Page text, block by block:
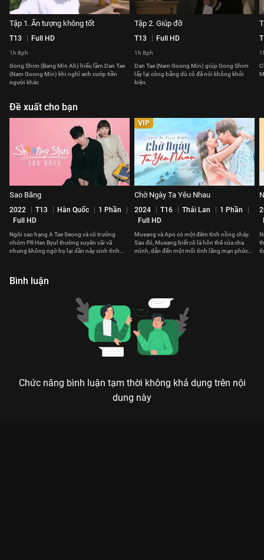
Tập 1. Ấn tượng không tốt
T13 Full HD
1h 8ph
Gong Shim (Bang Min Ah) hiểu lầm Dan Tae
(Nam Goong Min) khi nghĩ anh cướp tiền
người khác
Tập 2. Giúp đỡ
T13 Full HD
1h 8ph
Dan Tae (Nam Goong Min) giúp Gong Shim
lấy lại công bằng dù cô đã nói không khởi
kiện.
Đề xuất cho bạn
Sao Băng
2022 T13 Hàn Quốc
1 Phần
Full HD
Ngôi sao hạng A Tae Seong và cô trưởng
nhóm PR Han Byul thường xuyên cãi vã
nhưng không ngờ họ lại dần nảy sinh tình
VIP
Chờ Ngày Ta Yêu Nhau
2024 T16 Thái Lan
1 Phần
Full HD
Mueang và Apo có một đêm tình nồng cháy.
Sau đó, Mueang biết cô là hôn thê của cha
mình, dẫn đến một mối tình lãng mạn phức
Bình luận
Chức năng bình luận tạm thời không khả dụng trên nội
dung này